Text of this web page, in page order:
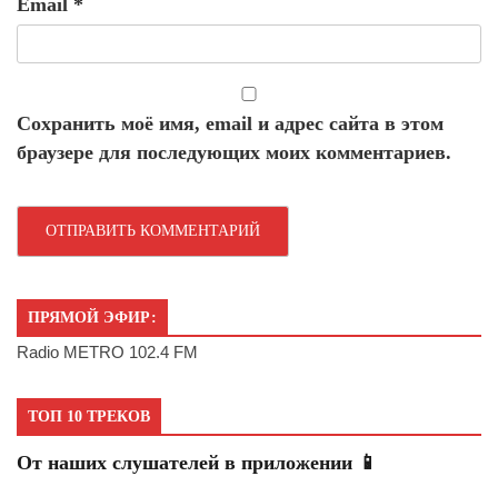
Email *
Сохранить моё имя, email и адрес сайта в этом
браузере для последующих моих комментариев.
ПРЯМОЙ ЭФИР:
Radio METRO 102.4 FM
ТОП 10 ТРЕКОВ
От наших слушателей в приложении 📱